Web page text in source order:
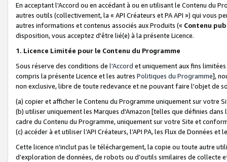
En acceptant l'Accord ou en accédant à ou en utilisant le Contenu du
autres outils (collectivement, la « API Créateurs et PA API ») qui vous
autres informations et contenus associés aux Produits (« Contenu
disposition, vous acceptez d'être lié(e) à la présente Licence.
1. Licence Limitée pour le Contenu du Programme
Sous réserve des conditions de l'Accord et uniquement aux fins
compris la présente Licence et les autres Politiques du Programme],
non exclusive, libre de toute redevance et ne pouvant faire l'objet de
(a) copier et afficher le Contenu du Programme uniquement sur votre
(b) utiliser uniquement les Marques d'Amazon [telles que définies dans
cadre du Contenu du Programme, uniquement sur votre Site et
(c) accéder à et utiliser l’API Créateurs, l’API PA, les Flux de Données
Cette licence n'inclut pas le téléchargement, la copie ou toute autre
d’exploration de données, de robots ou d’outils similaires de